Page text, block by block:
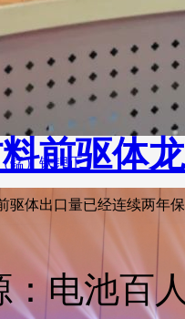
锰）铁锂正
前驱体
驱体出口量已经连续两年
电池百